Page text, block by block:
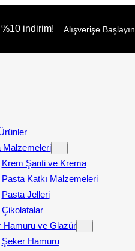
indirim! Alışverişe Başlayın
Malzemeleri
Krem Şanti ve Krema
Pasta Katkı Malzemeleri
Pasta Jelleri
Çikolatalar
Hamuru ve Glazür
Şeker Hamuru